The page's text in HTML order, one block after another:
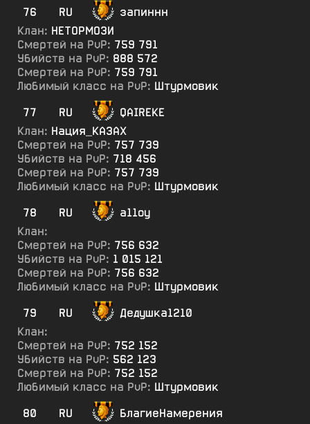
76
RU
запиннн
Клан: НЕТОРМОЗИ
Смертей на PvP: 759 791
Убийств на PvP: 888 572
Смертей на PvP: 759 791
Любимый класс на PvP: Штурмовик
77
RU
QAIREKE
Клан: Нация_КА3АХ
Смертей на PvP: 757 739
Убийств на PvP: 718 456
Смертей на PvP: 757 739
Любимый класс на PvP: Штурмовик
78
RU
а11оу
Клан:
Смертей на PvP: 756 632
Убийств на PvP: 1 015 121
Смертей на PvP: 756 632
Любимый класс на PvP: Штурмовик
79
RU
Дедушка1210
Клан:
Смертей на PvP: 752 152
Убийств на PvP: 562 123
Смертей на PvP: 752 152
Любимый класс на PvP: Штурмовик
80
RU
БлагиеНамерения